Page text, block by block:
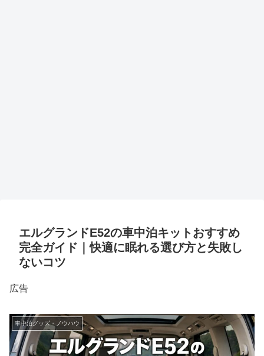
エルグランドE52の車中泊キットおすすめ
完全ガイド｜快適に眠れる選び方と失敗し
ないコツ
広告
車中泊グッズ・ノウハウ